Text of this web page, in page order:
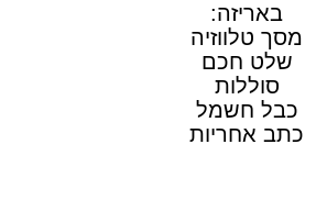
באריזה:
מסך טלווזיה
שלט חכם
סוללות
כבל חשמל
כתב אחריות